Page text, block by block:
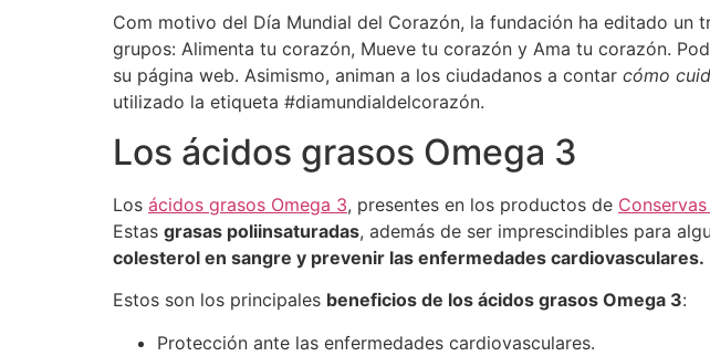
Com motivo del Día Mundial del Corazón, la fundación ha editado
grupos: Alimenta tu corazón, Mueve tu corazón y Ama tu corazón.
su página web. Asimismo, animan a los ciudadanos a contar cómo
utilizado la etiqueta #diamundialdelcorazón.
Los ácidos grasos Omega 3
Los ácidos grasos Omega 3, presentes en los productos de
Estas grasas poliinsaturadas, además de ser imprescindibles para
colesterol en sangre y prevenir las enfermedades cardiovasculares.
Estos son los principales beneficios de los ácidos grasos Omega 3:
Protección ante las enfermedades cardiovasculares.